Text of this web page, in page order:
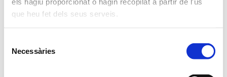
que heu fet dels seus serveis.
Necessàries